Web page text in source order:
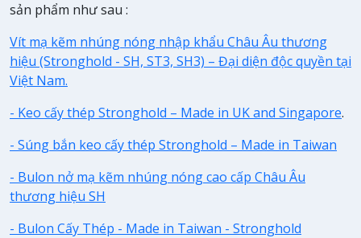
sản phẩm như sau :
Vít mạ kẽm nhúng nóng nhập khẩu Châu Âu thương
hiệu (Stronghold - SH, ST3, SH3) – Đại diện độc quyền tại
Việt Nam.
- Keo cấy thép Stronghold – Made in UK and Singapore.
- Súng bắn keo cấy thép Stronghold – Made in Taiwan
- Bulon nở mạ kẽm nhúng nóng cao cấp Châu Âu
thương hiệu SH
- Bulon Cấy Thép - Made in Taiwan - Stronghold